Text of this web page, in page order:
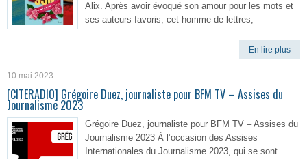
Alix. Après avoir évoqué son amour pour les mots et
ses auteurs favoris, cet homme de lettres,
En lire plus
10 mai 2023
[CITERADIO] Grégoire Duez, journaliste pour BFM TV – Assises du
Journalisme 2023
Grégoire Duez, journaliste pour BFM TV – Assises du
Journalisme 2023 À l’occasion des Assises
Internationales du Journalisme 2023, qui se sont